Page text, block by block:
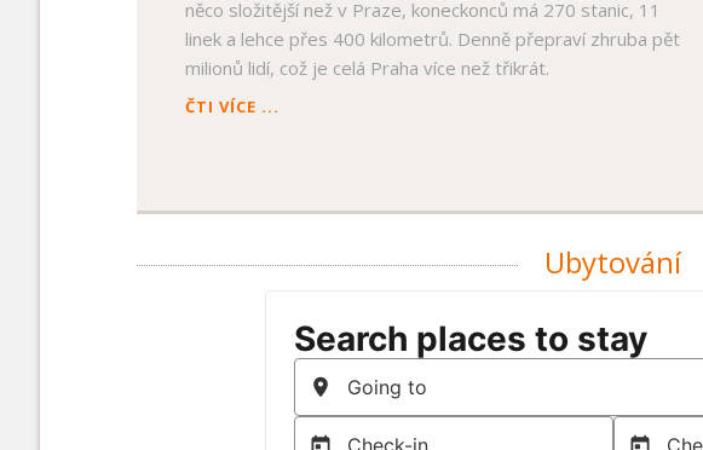
něco složitější než v Praze, koneckonců má 270 stanic, 11
linek a lehce přes 400 kilometrů. Denně přepraví zhruba pět
milionů lidí, což je celá Praha více než třikrát.
ČTI VÍCE ...
Ubytování